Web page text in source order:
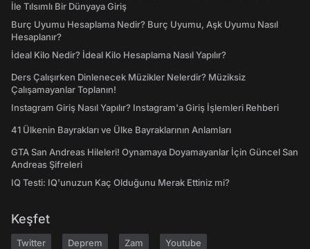
İle Tılsımlı Bir Dünyaya Giriş
Burç Uyumu Hesaplama Nedir? Burç Uyumu, Aşk Uyumu Nasıl
Hesaplanır?
İdeal Kilo Nedir? İdeal Kilo Hesaplama Nasıl Yapılır?
Ders Çalışırken Dinlenecek Müzikler Nelerdir? Müziksiz
Çalışamayanlar Toplanın!
Instagram Giriş Nasıl Yapılır? Instagram'a Giriş İşlemleri Rehberi
41 Ülkenin Bayrakları ve Ülke Bayraklarının Anlamları
GTA San Andreas Hileleri! Oynamaya Doyamayanlar İçin Güncel San
Andreas Şifreleri
IQ Testi: IQ'unuzun Kaç Olduğunu Merak Ettiniz mi?
Keşfet
Twitter Deprem Zam Youtube